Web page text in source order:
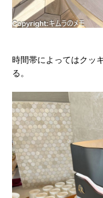
時間帯によってはクッ
る。